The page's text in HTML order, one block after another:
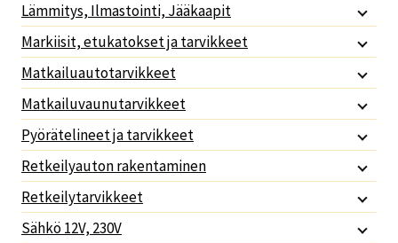
Lämmitys, Ilmastointi, Jääkaapit
Markiisit, etukatokset ja tarvikkeet
Matkailuautotarvikkeet
Matkailuvaunutarvikkeet
Pyörätelineet ja tarvikkeet
Retkeilyauton rakentaminen
Retkeilytarvikkeet
Sähkö 12V, 230V